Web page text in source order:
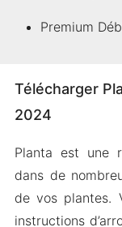
Premium
Télécharger
2024
Planta est une
dans de
de vos plantes.
instructions